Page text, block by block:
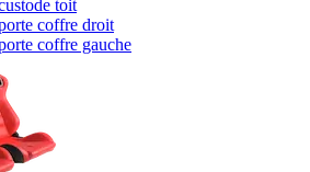
toit
coffre droit
coffre gauche